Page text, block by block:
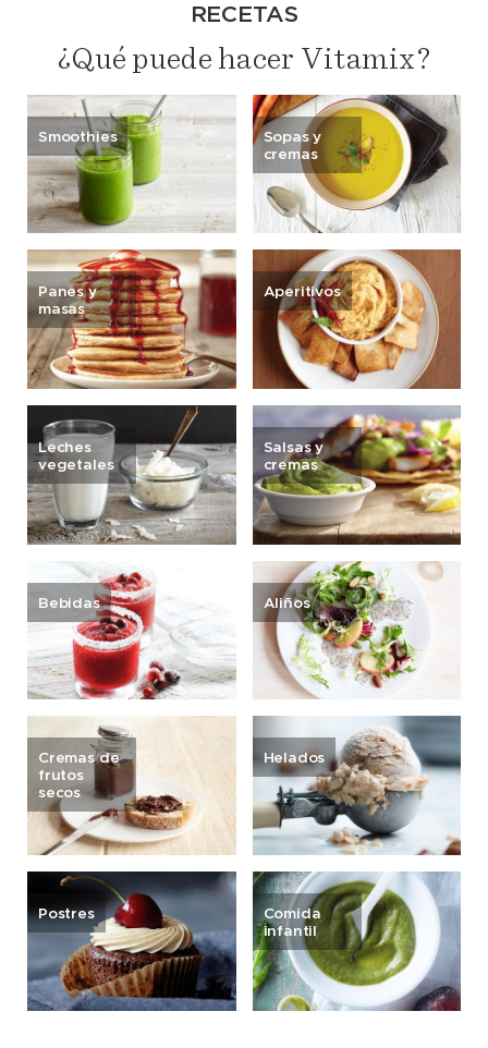
RECETAS
¿Qué puede hacer Vitamix?
Smoothies
Sopas y
cremas
Panes y
masas
Aperitivos
Leches
vegetales
Salsas y
cremas
Bebidas Aliños
Cremas de
frutos
secos
Helados
Postres
Comida
infantil